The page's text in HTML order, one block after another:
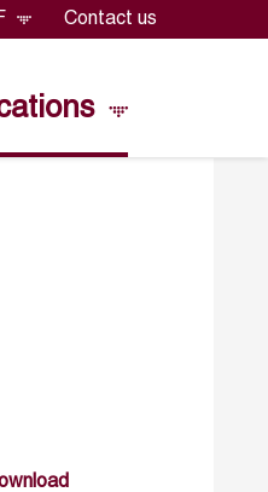
Contact us